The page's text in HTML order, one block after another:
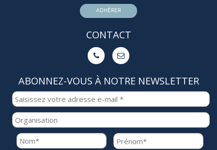
ADHÉRER
CONTACT
 
ABONNEZ-VOUS À NOTRE NEWSLETTER